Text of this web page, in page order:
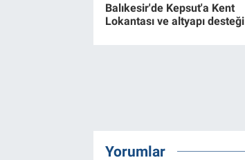
Balıkesir'de Kepsut'a Kent
Lokantası ve altyapı desteği
Yorumlar